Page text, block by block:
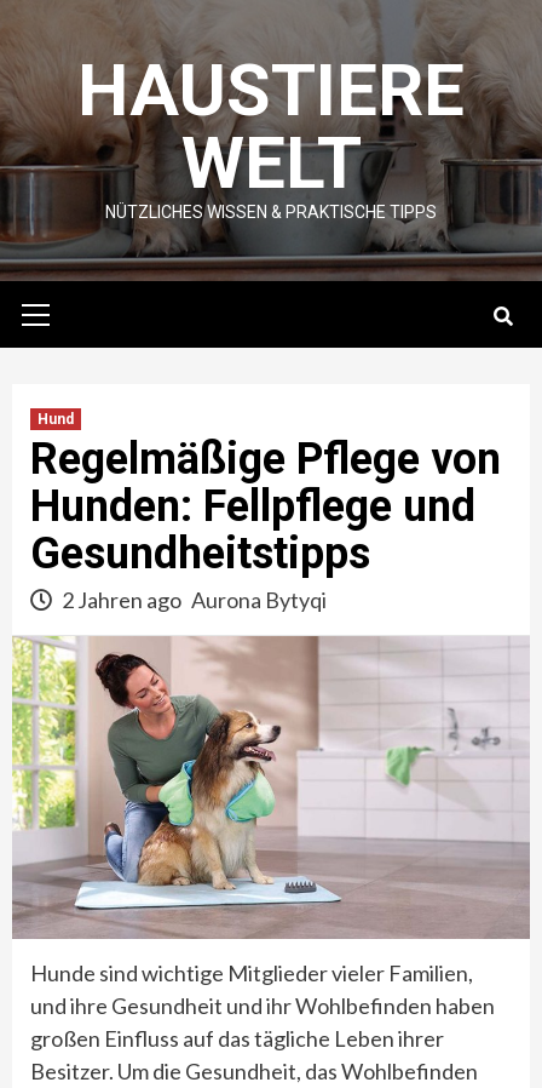
content HAUSTIERE
WELT
NÜTZLICHES WISSEN & PRAKTISCHE TIPPS
Menu
Hund
Regelmäßige Pflege von
Hunden: Fellpflege und
Gesundheitstipps
2 Jahren ago Aurona Bytyqi
Hunde sind wichtige Mitglieder vieler Familien,
und ihre Gesundheit und ihr Wohlbefinden haben
großen Einfluss auf das tägliche Leben ihrer
Besitzer. Um die Gesundheit, das Wohlbefinden